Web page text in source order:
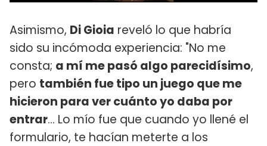
Asimismo, Di Gioia reveló lo que habría
sido su incómoda experiencia: "No me
consta; a mí me pasó algo parecidísimo,
pero también fue tipo un juego que me
hicieron para ver cuánto yo daba por
entrar... Lo mío fue que cuando yo llené el
formulario, te hacían meterte a los